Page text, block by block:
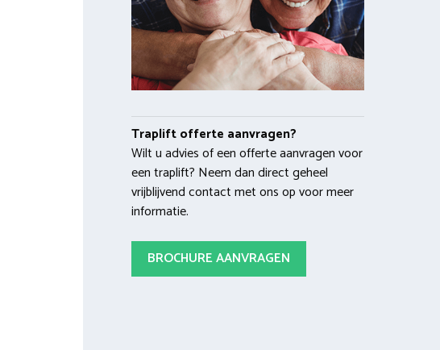
Traplift offerte aanvragen?
Wilt u advies of een offerte aanvragen voor
een traplift? Neem dan direct geheel
vrijblijvend contact met ons op voor meer
informatie.
BROCHURE AANVRAGEN